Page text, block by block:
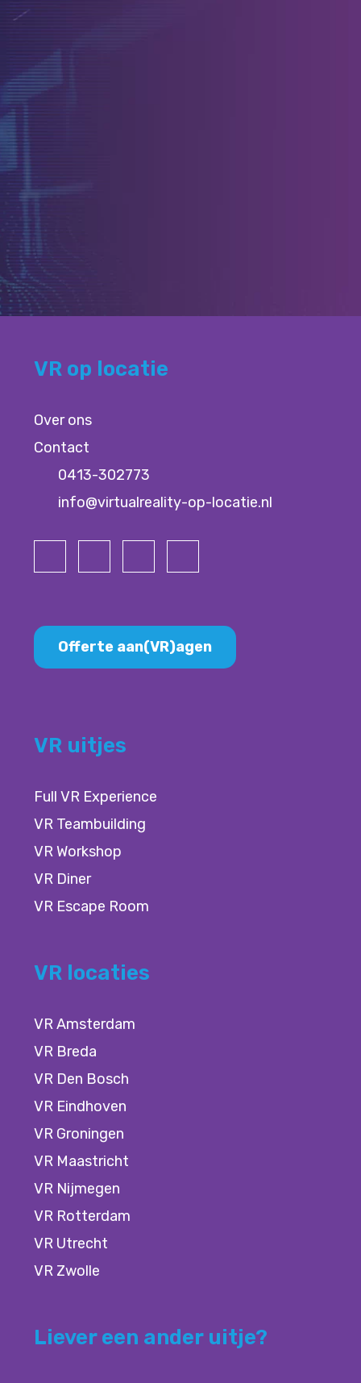
VR op locatie
Over ons
Contact
0413-302773
info@virtualreality-op-locatie.nl
Offerte aan(VR)agen
VR uitjes
Full VR Experience
VR Teambuilding
VR Workshop
VR Diner
VR Escape Room
VR locaties
VR Amsterdam
VR Breda
VR Den Bosch
VR Eindhoven
VR Groningen
VR Maastricht
VR Nijmegen
VR Rotterdam
VR Utrecht
VR Zwolle
Liever een ander uitje?